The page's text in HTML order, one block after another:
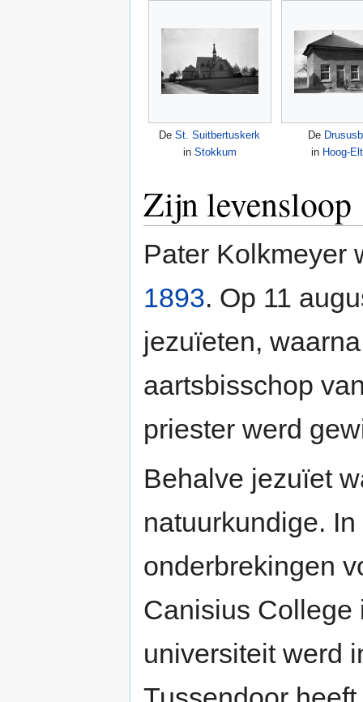
De St. Suitbertuskerk
in Stokkum
De
in Hoog-
Zijn levensloop
Pater Kolkmeyer
1893. Op 11
jezuïeten,
aartsbisschop
priester werd
Behalve jezuïet
natuurkundige.
onderbrekingen
Canisius College
universiteit werd